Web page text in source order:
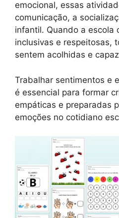
emocional, essas
comunicação, a
infantil. Quando a escola
inclusivas e respeitosas,
sentem acolhidas e
Trabalhar sentimentos e
é essencial para formar
empáticas e preparadas
emoções no cotidiano